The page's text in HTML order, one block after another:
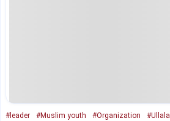
#leader #Muslim youth #Organization #Ullala